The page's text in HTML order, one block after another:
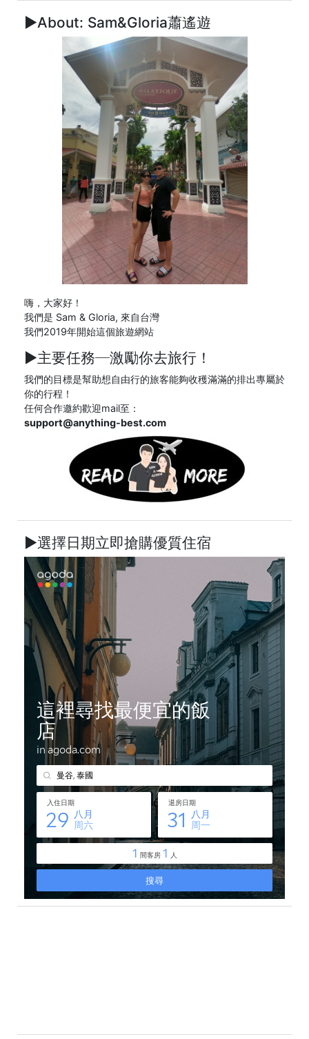
►About: Sam&Gloria蕭遙遊
嗨，大家好！
我們是 Sam & Gloria, 來自台灣
我們2019年開始這個旅遊網站
►主要任務─激勵你去旅行！
我們的目標是幫助想自由行的旅客能夠收穫滿滿的排出專屬於
你的行程！
任何合作邀約歡迎mail至：
support@anything-best.com
►選擇日期立即搶購優質住宿